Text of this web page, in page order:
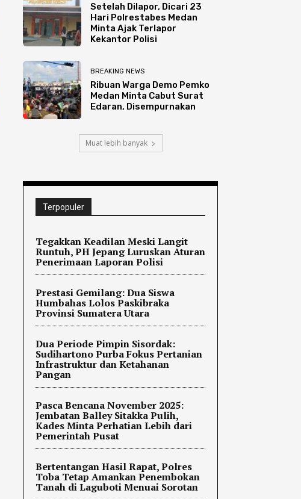
Setelah Dilapor, Dicari 23
Hari Polrestabes Medan
Minta Ajak Terlapor
Kekantor Polisi
BREAKING NEWS
Ribuan Warga Demo Pemko
Medan Minta Cabut Surat
Edaran, Disempurnakan
Muat lebih banyak
Terpopuler
Tegakkan Keadilan Meski Langit
Runtuh, PH Jepang Luruskan Aturan
Penerimaan Laporan Polisi
Prestasi Gemilang: Dua Siswa
Humbahas Lolos Paskibraka
Provinsi Sumatera Utara
Dua Periode Pimpin Sisordak:
Sudihartono Purba Fokus Pertanian
Infrastruktur dan Ketahanan
Pangan
Pasca Bencana November 2025:
Jembatan Balley Sitakka Pulih,
Kades Minta Perhatian Lebih dari
Pemerintah Pusat
Bertentangan Hasil Rapat, Polres
Toba Tetap Amankan Penembokan
Tanah di Laguboti Menuai Sorotan